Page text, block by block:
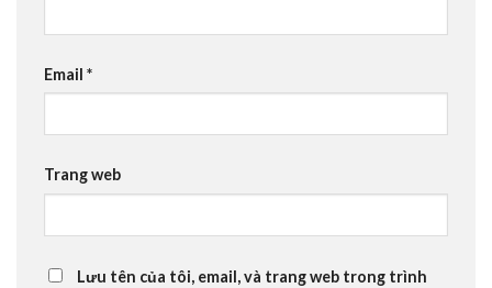
Email *
Trang web
Lưu tên của tôi, email, và trang web trong trình